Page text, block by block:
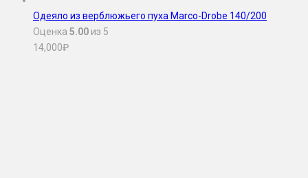
Одеяло из верблюжьего пуха Marco-Drobe 140/200
Оценка 5.00 из 5
14,000₽